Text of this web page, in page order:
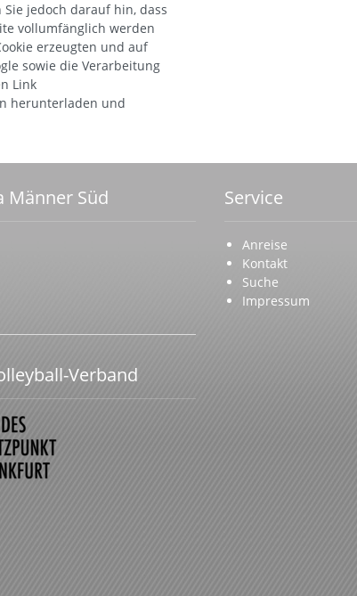
jedoch darauf hin, dass
vollumfänglich werden
erzeugten und auf
sowie die Verarbeitung
Link
herunterladen und
Männer Süd
Verband
Service
Anreise
Kontakt
Suche
Impressum